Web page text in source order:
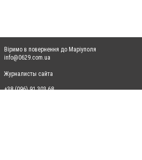
Віримо в повернення до Маріуполя
info@0629.com.ua
Журналисты сайта
+38 (096) 91 303 68